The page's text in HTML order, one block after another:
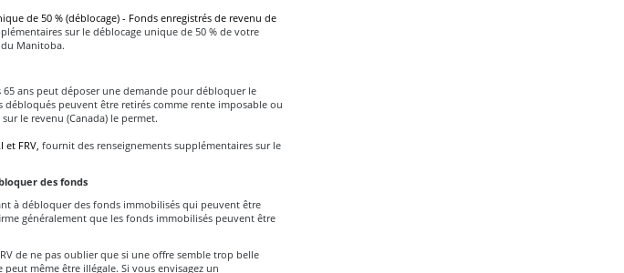
de 50 % (déblocage) - Fonds enregistrés de revenu de
sur le déblocage unique de 50 % de votre
Manitoba.
65 ans peut déposer une demande pour débloquer le
débloqués peuvent être retirés comme rente imposable ou
le revenu (Canada) le permet.
et FRV, fournit des renseignements supplémentaires sur le
des fonds
à débloquer des fonds immobilisés qui peuvent être
généralement que les fonds immobilisés peuvent être
de ne pas oublier que si une offre semble trop belle
peut même être illégale. Si vous envisagez un